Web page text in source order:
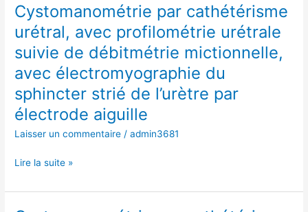
sphincter
strié
l’urètre
par
électrode
aiguille
Cystomanométrie par cathétérisme
urétral, avec profilométrie urétrale
suivie de débitmétrie mictionnelle,
avec électromyographie du
sphincter strié de l’urètre par
électrode aiguille
Laisser un commentaire /admin3681
Cystomanométrie
par
cathétérisme
urétral,
avec
urétrale
suivie
de
mictionnelle,
électromyographie
Lire la suite »